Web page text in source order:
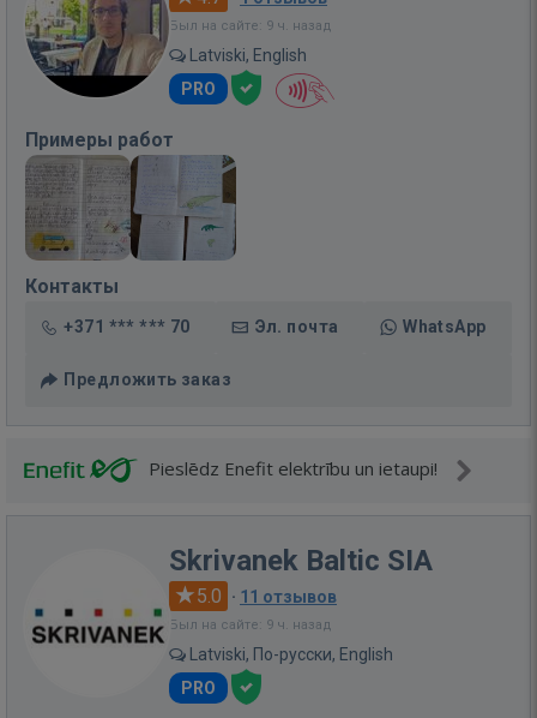
Был на сайте: 9 ч. назад
Latviski, English
PRO
Примеры работ
Контакты
+371 *** *** 70 Эл. почта WhatsApp
Предложить заказ
Pieslēdz Enefit elektrību un ietaupi!
Skrivanek Baltic SIA
5.0 · 11 отзывов
Был на сайте: 9 ч. назад
Latviski, По-русски, English
PRO